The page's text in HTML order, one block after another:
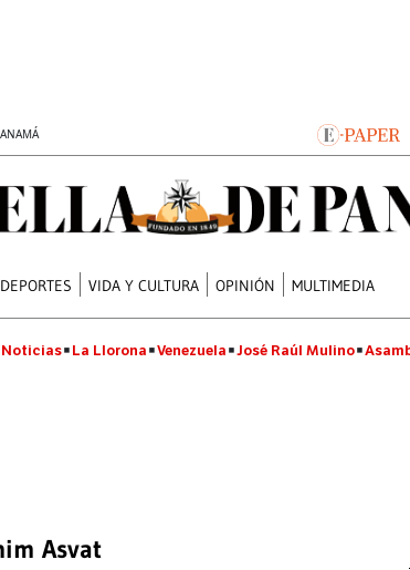
DEPORTES VIDA Y CULTURA OPINIÓN MULTIMEDIA
La Llorona Venezuela José Raúl Mulino
Asvat